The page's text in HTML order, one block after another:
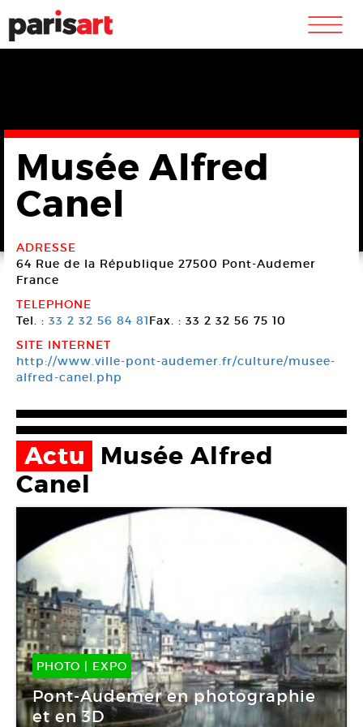
m
Musée Alfred
Canel
ADRESSE
64 Rue de la République 27500 Pont-Audemer
France
TELEPHONE
Tel. : 33 2 32 56 84 81Fax. : 33 2 32 56 75 10
SITE INTERNET
http://www.ville-pont-audemer.fr/culture/musee-
alfred-canel.php
Actu
Musée Alfred
Canel
PHOTO | EXPO
02 Juil -13 Nov 2011
Pont-Audemer en photographie
et en 3D